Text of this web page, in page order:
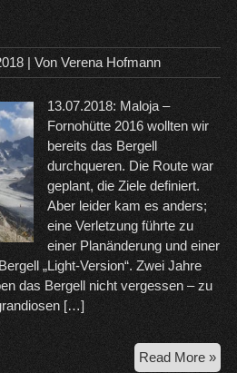
| Von Verena Hofmann
13.07.2018: Maloja –
Fornohütte 2016 wollten wir
bereits das Bergell
durchqueren. Die Route war
geplant, die Ziele definiert.
Aber leider kam es anders;
eine Verletzung führte zu
einer Planänderung und einer
„Light-Version“. Zwei Jahre
das Bergell nicht vergessen – zu
[…]
Read More »13.